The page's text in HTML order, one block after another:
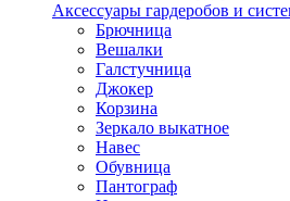
Аксессуары гардеробов и
Брючница
Вешалки
Галстучница
Джокер
Корзина
Зеркало выкатное
Навес
Обувница
Пантограф